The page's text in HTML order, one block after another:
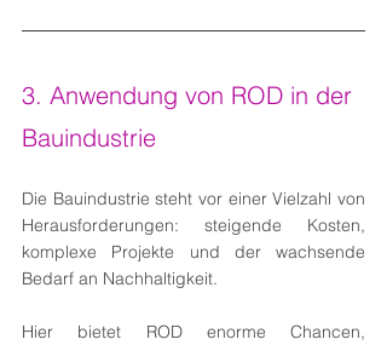
3. Anwendung von ROD in der
Bauindustrie
Die Bauindustrie steht vor einer Vielzahl von
Herausforderungen: steigende Kosten,
komplexe Projekte und der wachsende
Bedarf an Nachhaltigkeit.
Hier bietet ROD enorme Chancen,